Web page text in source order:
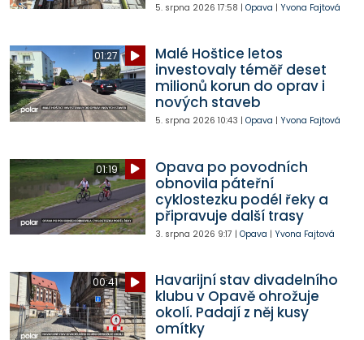
5. srpna 2026 17:58 | Opava | Yvona Fajtová
01:27
Malé Hoštice letos
investovaly téměř deset
milionů korun do oprav i
nových staveb
5. srpna 2026 10:43 | Opava | Yvona Fajtová
01:19
Opava po povodních
obnovila páteřní
cyklostezku podél řeky a
připravuje další trasy
3. srpna 2026 9:17 | Opava | Yvona Fajtová
00:41
Havarijní stav divadelního
klubu v Opavě ohrožuje
okolí. Padají z něj kusy
omítky